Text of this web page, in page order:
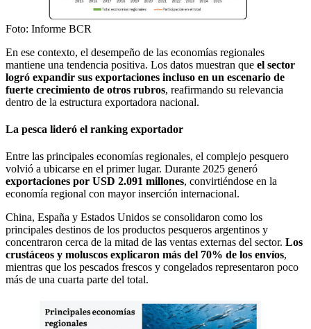
Foto: Informe BCR
En ese contexto, el desempeño de las economías regionales
mantiene una tendencia positiva. Los datos muestran que el sector
logró expandir sus exportaciones incluso en un escenario de
fuerte crecimiento de otros rubros, reafirmando su relevancia
dentro de la estructura exportadora nacional.
La pesca lideró el ranking exportador
Entre las principales economías regionales, el complejo pesquero
volvió a ubicarse en el primer lugar. Durante 2025 generó
exportaciones por USD 2.091 millones, convirtiéndose en la
economía regional con mayor inserción internacional.
China, España y Estados Unidos se consolidaron como los
principales destinos de los productos pesqueros argentinos y
concentraron cerca de la mitad de las ventas externas del sector. Los
crustáceos y moluscos explicaron más del 70% de los envíos,
mientras que los pescados frescos y congelados representaron poco
más de una cuarta parte del total.